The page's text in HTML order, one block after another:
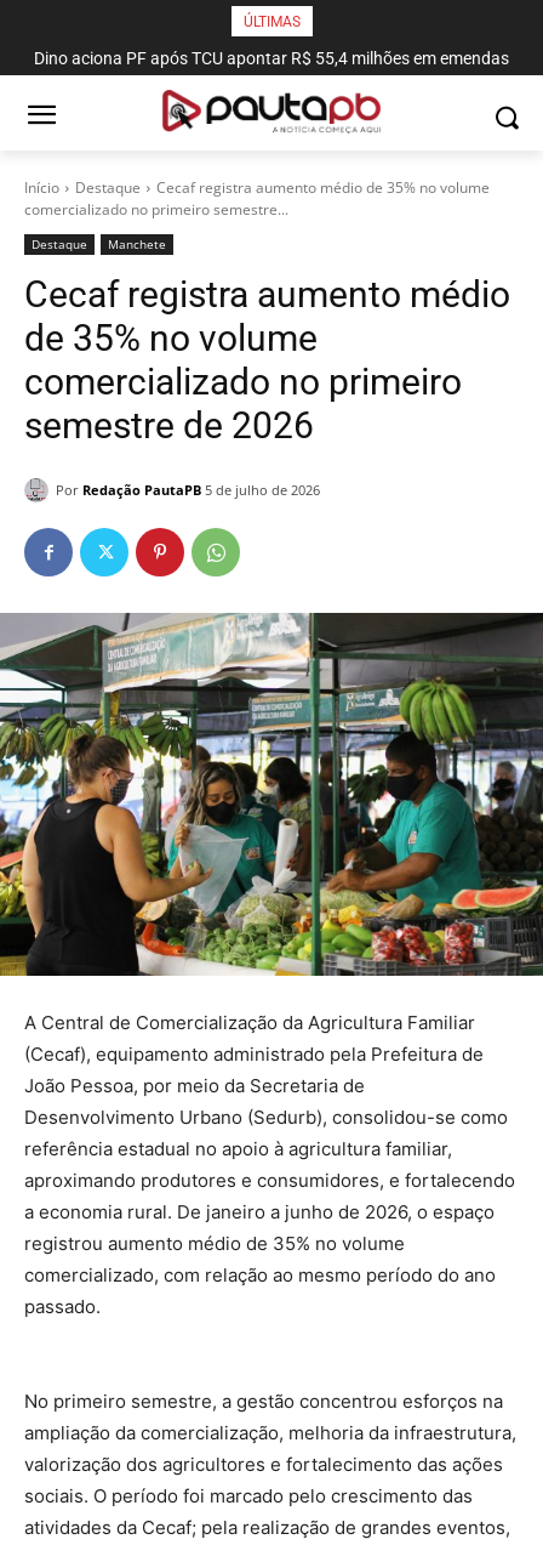
ÚLTIMAS
Dino aciona PF após TCU apontar R$ 55,4 milhões em emendas
suspeitas
Início Destaque
Cecaf registra aumento médio de 35% no volume
comercializado no primeiro semestre...
Destaque Manchete
Cecaf registra aumento médio
de 35% no volume
comercializado no primeiro
semestre de 2026
Por Redação PautaPB 5 de julho de 2026
A Central de Comercialização da Agricultura Familiar
(Cecaf), equipamento administrado pela Prefeitura de
João Pessoa, por meio da Secretaria de
Desenvolvimento Urbano (Sedurb), consolidou-se como
referência estadual no apoio à agricultura familiar,
aproximando produtores e consumidores, e fortalecendo
a economia rural. De janeiro a junho de 2026, o espaço
registrou aumento médio de 35% no volume
comercializado, com relação ao mesmo período do ano
passado.
No primeiro semestre, a gestão concentrou esforços na
ampliação da comercialização, melhoria da infraestrutura,
valorização dos agricultores e fortalecimento das ações
sociais. O período foi marcado pelo crescimento das
atividades da Cecaf; pela realização de grandes eventos,